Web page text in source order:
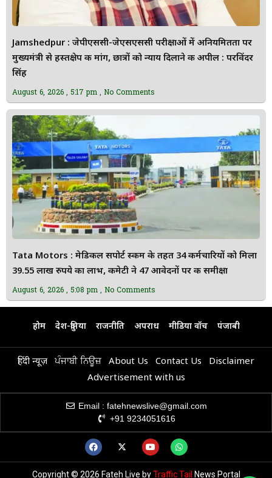
Jamshedpur : जेपीएससी-जेएसएससी परीक्षाओं में अनियमितता पर
मुख्यमंत्री से हस्तक्षेप की मांग, छात्रों को न्याय दिलाने की अपील : परविंदर
सिंह
August 6, 2026 5:17 pm No Comments
Tata Motors : मेडिकल सपोर्ट स्कीम के तहत 34 कर्मचारियों को मिला
39.55 लाख रुपये का लाभ, कमेटी ने 47 आवेदनों पर की समीक्षा
August 6, 2026 5:08 pm No Comments
होम देश-दुनिया राजनीति अपराध मीडिया वॉच पंजाबी
हिंदी न्यूज़ ਪੰਜਾਬੀ ਨਿਊਜ਼ About Us Contact Us
Disclaimer
Advertisement with us
Email : fatehnewslive@gmail.com
+91 9234051616
Copyright © 2026 Fateh Live byTraffic Tail News Portal